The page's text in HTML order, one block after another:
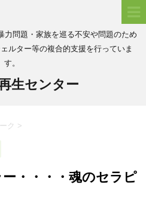
問題・家族を巡る不安や問題のため
ルター等の複合的支援を行っていま
す。
生センター
ク >
・・・・魂のセラピ